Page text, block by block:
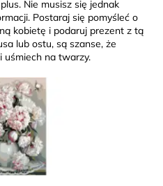
Nie musisz się jednak
Postaraj się pomyśleć o
kobietę i podaruj prezent z tą
lub ostu, są szanse, że
uśmiech na twarzy.